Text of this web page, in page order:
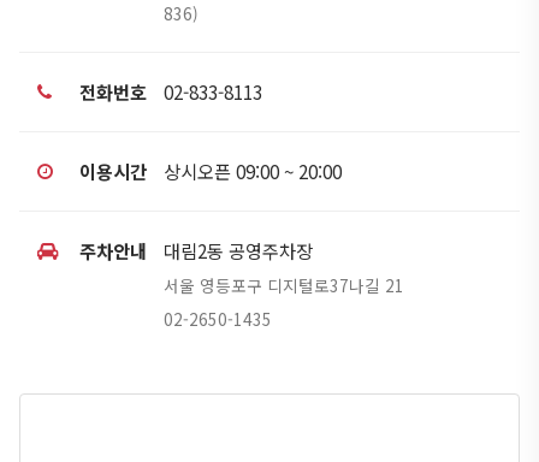
836)
전화번호 02-833-8113
이용시간 상시오픈 09:00 ~ 20:00
주차안내 대림2동 공영주차장
서울 영등포구 디지털로37나길 21
02-2650-1435